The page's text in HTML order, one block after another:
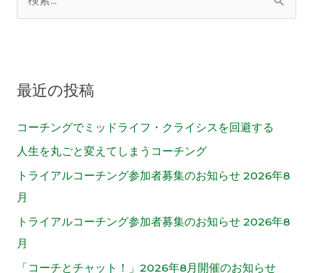
:最近の投稿
コーチングでミッドライフ・クライシスを回避する
人生を丸ごと変えてしまうコーチング
トライアルコーチング参加者募集のお知らせ 2026年8
月
トライアルコーチング参加者募集のお知らせ 2026年8
月
「コーチとチャット！」2026年8月開催のお知らせ